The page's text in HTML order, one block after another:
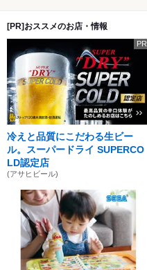
[PR]おススメのお店・情報
PR
冷えと品質にこだわる生ビー
ル。スーパードライ SUPERCO
LD認定店
(アサヒビール)